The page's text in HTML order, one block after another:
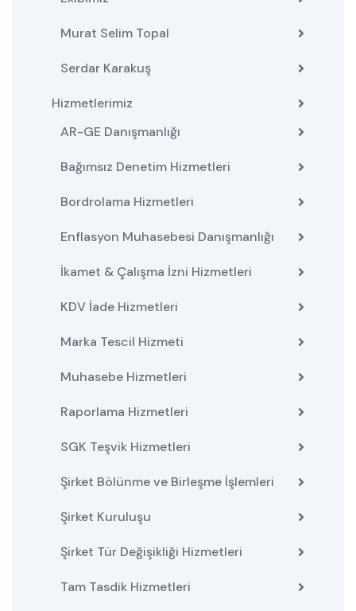
Murat Selim Topal
Serdar Karakuş
Hizmetlerimiz
AR-GE Danışmanlığı
Bağımsız Denetim Hizmetleri
Bordrolama Hizmetleri
Enflasyon Muhasebesi Danışmanlığı
İkamet & Çalışma İzni Hizmetleri
KDV İade Hizmetleri
Marka Tescil Hizmeti
Muhasebe Hizmetleri
Raporlama Hizmetleri
SGK Teşvik Hizmetleri
Şirket Bölünme ve Birleşme İşlemleri
Şirket Kuruluşu
Şirket Tür Değişikliği Hizmetleri
Tam Tasdik Hizmetleri